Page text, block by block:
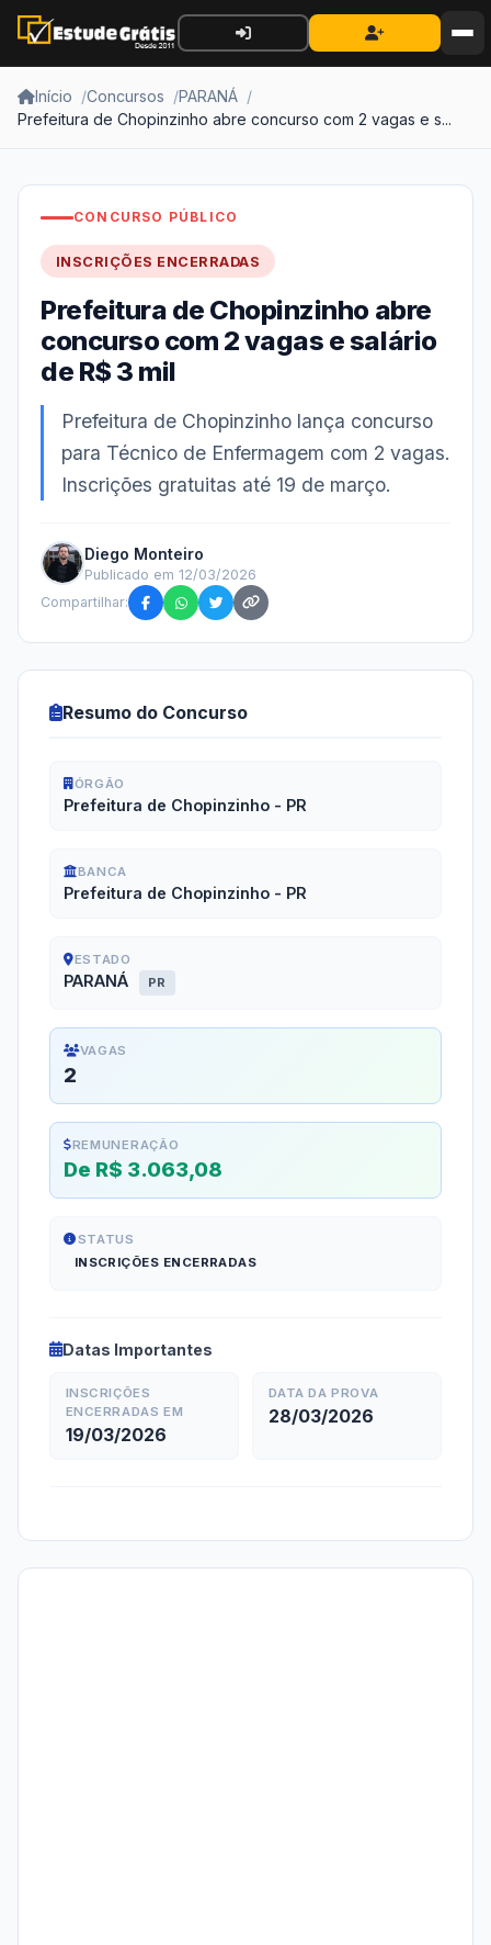
Início Concursos
PARANÁ
Prefeitura de Chopinzinho abre concurso com 2 vagas e s...
CONCURSO PÚBLICO
INSCRIÇÕES ENCERRADAS
Prefeitura de Chopinzinho abre
concurso com 2 vagas e salário
de R$ 3 mil
Prefeitura de Chopinzinho lança concurso
para Técnico de Enfermagem com 2 vagas.
Inscrições gratuitas até 19 de março.
Diego Monteiro
Publicado em 12/03/2026
Compartilhar:
Resumo do Concurso
ÓRGÃO
Prefeitura de Chopinzinho - PR
BANCA
Prefeitura de Chopinzinho - PR
ESTADO
PARANÁ PR
VAGAS
2
REMUNERAÇÃO
De R$ 3.063,08
STATUS
INSCRIÇÕES ENCERRADAS
Datas Importantes
INSCRIÇÕES
ENCERRADAS EM
19/03/2026
DATA DA PROVA
28/03/2026